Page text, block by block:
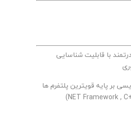
با قابلیت شناسایی
بر پایه قویترین پلتفرم ها